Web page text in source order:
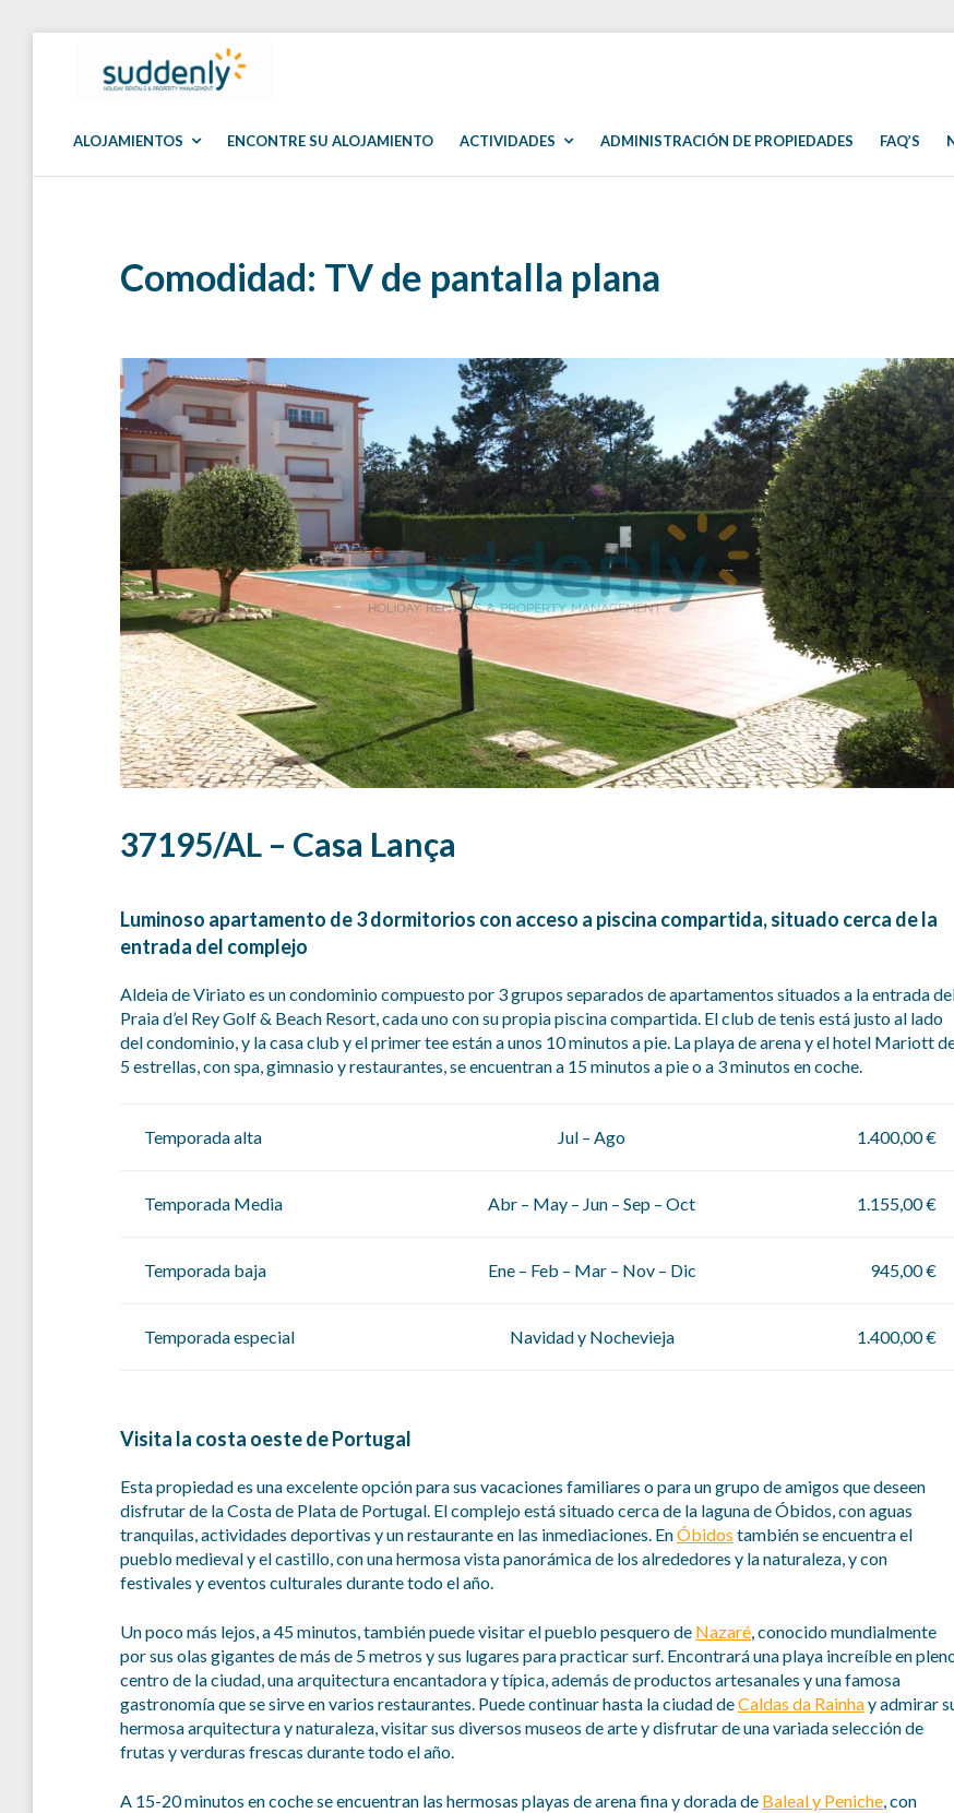
SUDDENLY
Holiday
Property
Management
ALOJAMIENTOS ENCONTRE SU ALOJAMIENTO ACTIVIDADES ADMINISTRACIÓN DE PROPIEDADES FAQ’S
Comodidad: TV de pantalla plana
37195/AL – Casa Lança
Luminoso apartamento de 3 dormitorios con acceso a piscina compartida, situado cerca de la
entrada del complejo
Aldeia de Viriato es un condominio compuesto por 3 grupos separados de apartamentos situados a la entrada
Praia d’el Rey Golf & Beach Resort, cada uno con su propia piscina compartida. El club de tenis está justo al lado
del condominio, y la casa club y el primer tee están a unos 10 minutos a pie. La playa de arena y el hotel Mariott
5 estrellas, con spa, gimnasio y restaurantes, se encuentran a 15 minutos a pie o a 3 minutos en coche.
Temporada alta Jul – Ago 1.400,00 €
Temporada Media Abr – May – Jun – Sep – Oct 1.155,00 €
Temporada baja Ene – Feb – Mar – Nov – Dic 945,00 €
Temporada especial Navidad y Nochevieja 1.400,00 €
Visita la costa oeste de Portugal
Esta propiedad es una excelente opción para sus vacaciones familiares o para un grupo de amigos que deseen
disfrutar de la Costa de Plata de Portugal. El complejo está situado cerca de la laguna de Óbidos, con aguas
tranquilas, actividades deportivas y un restaurante en las inmediaciones. EnÓbidos también se encuentra el
pueblo medieval y el castillo, con una hermosa vista panorámica de los alrededores y la naturaleza, y con
festivales y eventos culturales durante todo el año.
Un poco más lejos, a 45 minutos, también puede visitar el pueblo pesquero de Nazaré, conocido mundialmente
por sus olas gigantes de más de 5 metros y sus lugares para practicar surf. Encontrará una playa increíble en
centro de la ciudad, una arquitectura encantadora y típica, además de productos artesanales y una famosa
gastronomía que se sirve en varios restaurantes. Puede continuar hasta la ciudad deCaldas da Rainhay admirar
hermosa arquitectura y naturaleza, visitar sus diversos museos de arte y disfrutar de una variada selección de
frutas y verduras frescas durante todo el año.
A 15-20 minutos en coche se encuentran las hermosas playas de arena fina y dorada de Baleal y Peniche, con